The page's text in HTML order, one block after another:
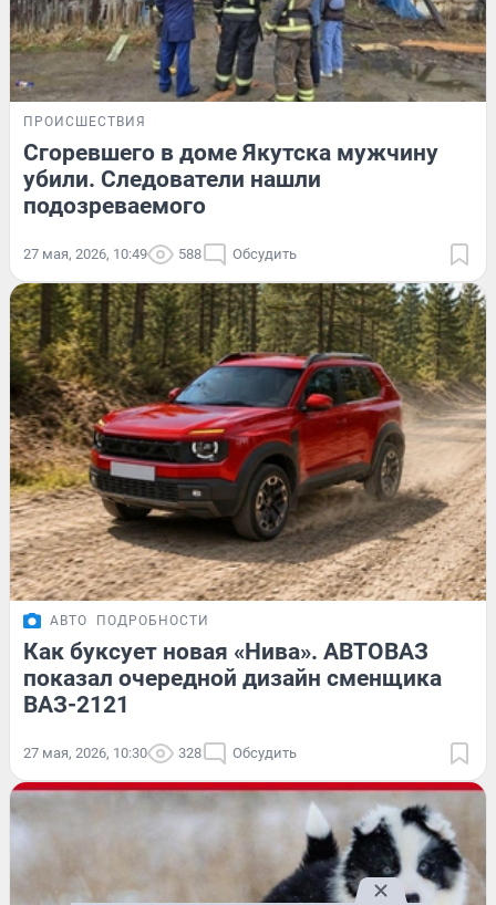
ПРОИСШЕСТВИЯ
Сгоревшего в доме Якутска мужчину
убили. Следователи нашли
подозреваемого
27 мая, 2026, 10:49 588 Обсудить
АВТО ПОДРОБНОСТИ
Как буксует новая «Нива». АВТОВАЗ
показал очередной дизайн сменщика
ВАЗ-2121
27 мая, 2026, 10:30 328 Обсудить